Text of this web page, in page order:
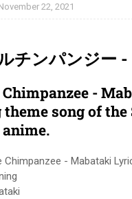
22, 2021
チンパンジー
-
song of
Chimpanzee - Mabataki